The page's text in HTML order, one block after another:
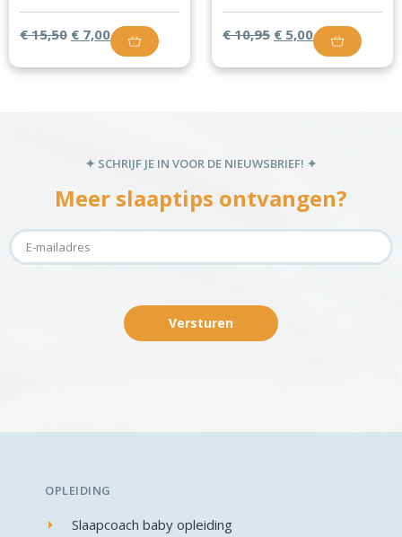
€15,50 € 7,00 €10,95 € 5,00
✦ SCHRIJF JE IN VOOR DE NIEUWSBRIEF! ✦
Meer slaaptips ontvangen?
Versturen
OPLEIDING
Slaapcoach baby opleiding
✦ CADEAU VOOR JOU ✦
Ontvang gratis de
Wakkertijdgids
Versturen